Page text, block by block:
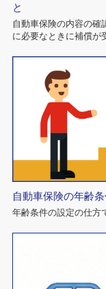
と
自動車保険の内容の確
に必要なときに補償が
自動車保険の年齢条
年齢条件の設定の仕方